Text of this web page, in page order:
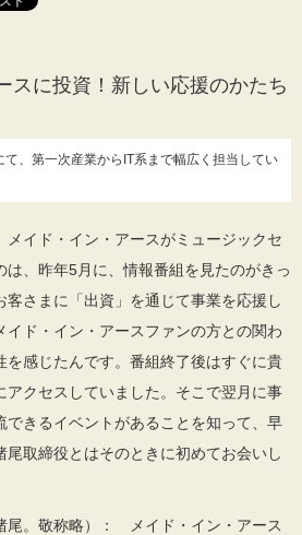
スに投資！新しい応援のかたち
、第一次産業からIT系まで幅広く担当してい
イド・イン・アースがミュージックセ
は、昨年5月に、情報番組を見たのがきっ
さまに「出資」を通じて事業を応援し
イド・イン・アースファンの方との関わ
を感じたんです。番組終了後はすぐに貴
アクセスしていました。そこで翌月に事
できるイベントがあることを知って、早
取締役とはそのときに初めてお会いし
尾。敬称略）： メイド・イン・アース